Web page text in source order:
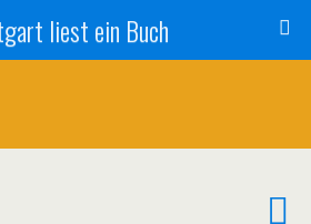
liest ein Buch